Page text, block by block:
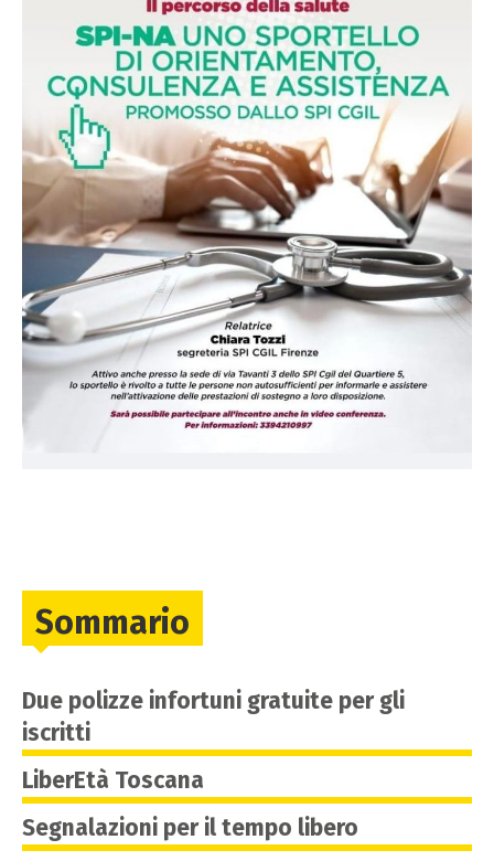
Sommario
Due polizze infortuni gratuite per gli
iscritti
LiberEtà Toscana
Segnalazioni per il tempo libero